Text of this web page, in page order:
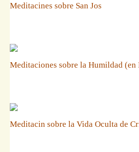
Meditacines sobre San Jos
Meditaciones sobre la Humildad (en
Meditacin sobre la Vida Oculta de